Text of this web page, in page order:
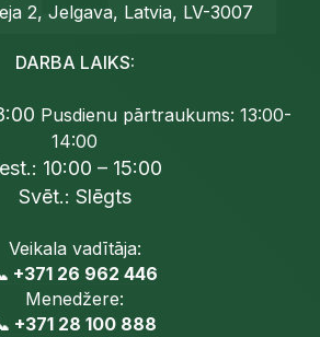
2, Jelgava, Latvia, LV-3007
DARBA LAIKS:
Pusdienu pārtraukums: 13:00-
14:00
10:00 – 15:00
Svēt.: Slēgts
Veikala vadītāja:
+371 26 962 446
Menedžere:
+371 28 100 888